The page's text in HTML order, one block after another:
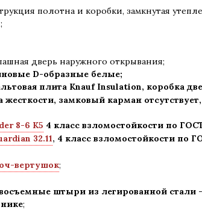
полотна и коробки, замкнутая
;
дверь наружного открывания;
D-образные белые;
плита Knauf Insulation, коробка
замковый карман
8-6 K5 4 класс взломостойкости по
32.11, 4 класс взломостойкости по
вертушок;
штыри из легированной стали
;